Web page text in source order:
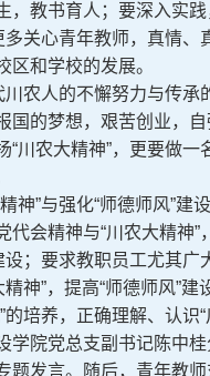
，教书育人；要深入实
多关心青年教师，真情、
和学校的发展。
川农人的不懈努力与传承
国的梦想，艰苦创业，
川农大精神”，更要做一
神”与强化“师德师风”建
会精神与“川农大精神
；要求教职员工尤其广
神”，提高“师德师风”
培养，正确理解、认识“
院党总支副书记陈中桂
发言。随后，青年教师